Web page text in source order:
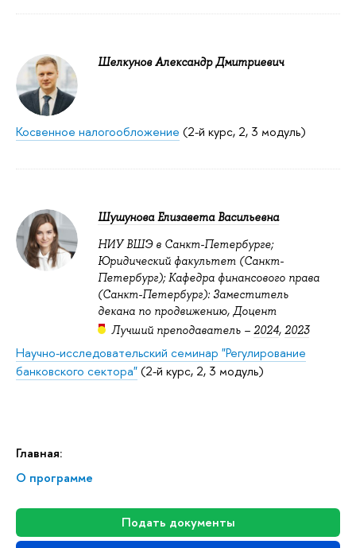
Главная:
О программе
Подать документы
Шелкунов Александр Дмитриевич
Косвенное налогообложение (2-й курс, 2, 3 модуль)
Шушунова Елизавета Васильевна
НИУ ВШЭ в Санкт-Петербурге;
Юридический факультет (Санкт-
Петербург); Кафедра финансового права
(Санкт-Петербург): Заместитель
декана по продвижению, Доцент
Лучший преподаватель – 2024, 2023
Научно-исследовательский семинар "Регулирование
банковского сектора"(2-й курс, 2, 3 модуль)